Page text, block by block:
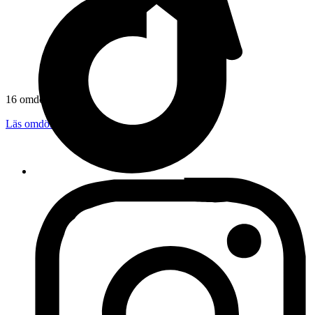
16 omdömen
Läs omdömen